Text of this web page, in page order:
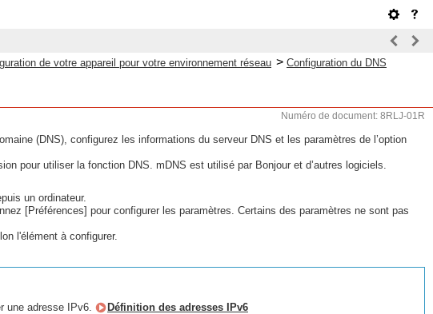
de votre appareil pour votre environnement réseau > Configuration du DNS
Numéro de document: 8RLJ-01R
(DNS), configurez les informations du serveur DNS et les paramètres de l’option
pour utiliser la fonction DNS. mDNS est utilisé par Bonjour et d’autres logiciels.
un ordinateur.
[Préférences] pour configurer les paramètres. Certains des paramètres ne sont pas
l'élément à configurer.
une adresse IPv6. Définition des adresses IPv6